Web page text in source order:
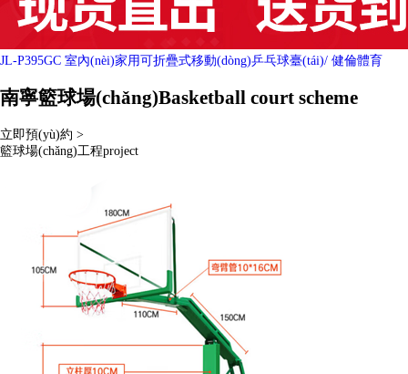
JL-P395GC 室內(nèi)家用可折疊式移動(dòng)乒乓球臺(tái)/ 健倫體育
南寧籃球場(chǎng)Basketball court scheme
立即預(yù)約 >
籃球場(chǎng)工程project